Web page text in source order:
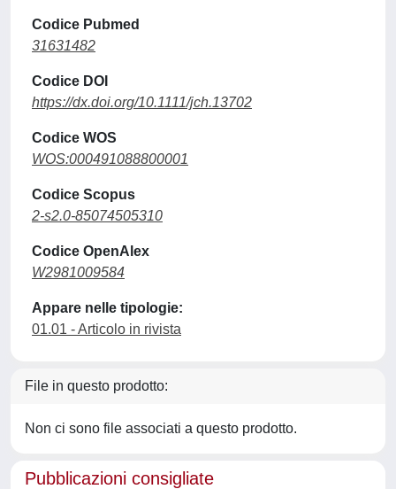
Codice Pubmed
31631482
Codice DOI
https://dx.doi.org/10.1111/jch.13702
Codice WOS
WOS:000491088800001
Codice Scopus
2-s2.0-85074505310
Codice OpenAlex
W2981009584
Appare nelle tipologie:
01.01 - Articolo in rivista
File in questo prodotto:
Non ci sono file associati a questo prodotto.
Pubblicazioni consigliate